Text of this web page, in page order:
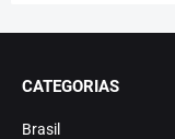
CATEGORIAS
Brasil